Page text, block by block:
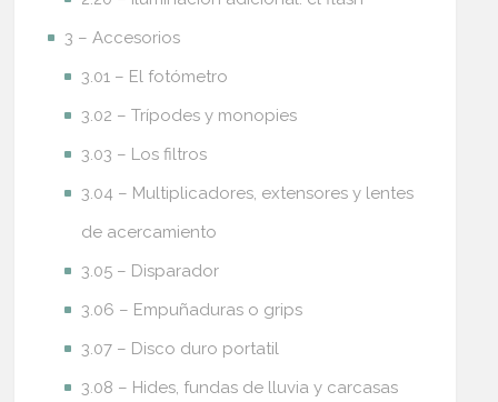
3 – Accesorios
3.01 – El fotómetro
3.02 – Trípodes y monopies
3.03 – Los filtros
3.04 – Multiplicadores, extensores y lentes
de acercamiento
3.05 – Disparador
3.06 – Empuñaduras o grips
3.07 – Disco duro portatil
3.08 – Hides, fundas de lluvia y carcasas